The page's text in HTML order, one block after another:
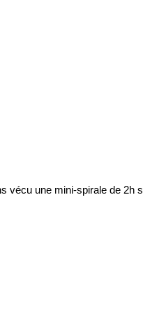
vécu une mini-spirale de 2h